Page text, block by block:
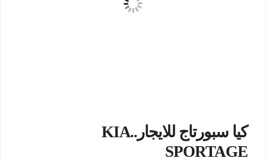
كيا سبورتاج للايجار..KIA
SPORTAGE